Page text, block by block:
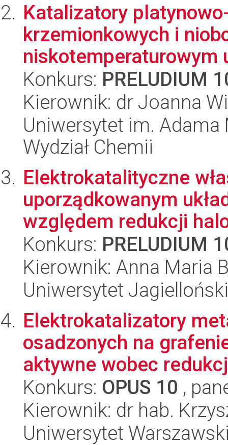
Katalizatory
krzemionkowych i
niskotemperaturowym
Konkurs: PRELUDIUM
Kierownik: dr Joanna
Uniwersytet im.
Wydział Chemii
Elektrokatalityczne
uporządkowanym
względem redukcji
Konkurs: PRELUDIUM
Kierownik: Anna Maria
Uniwersytet
Elektrokatalizatory
osadzonych na
aktywne wobec
Konkurs: OPUS 10 ,
Kierownik: dr hab.
Uniwersytet